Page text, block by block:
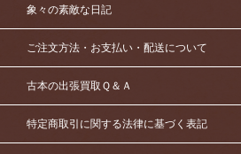
象々の素敵な日記
ご注文方法・お支払い・配送について
古本の出張買取Ｑ＆Ａ
特定商取引に関する法律に基づく表記